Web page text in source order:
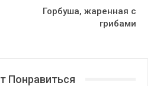
Горбуша, жаренная с
грибами
Понравиться